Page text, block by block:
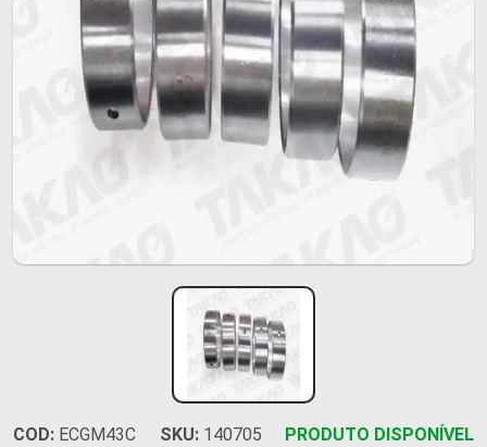
COD: ECGM43C SKU: 140705 PRODUTO DISPONÍVEL